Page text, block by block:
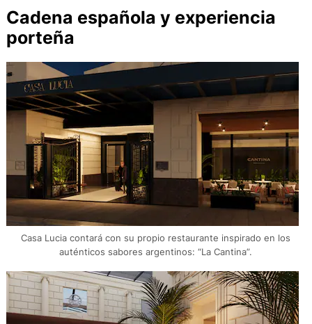
Cadena española y experiencia
porteña
Casa Lucia contará con su propio restaurante inspirado en los
auténticos sabores argentinos: “La Cantina”.